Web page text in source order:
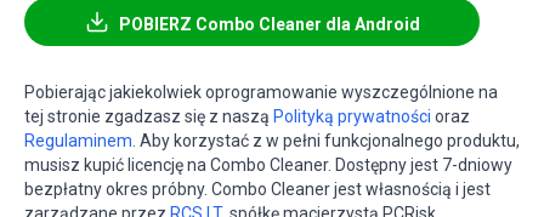
POBIERZ Combo Cleaner dla Android
Pobierając jakiekolwiek oprogramowanie wyszczególnione na
tej stronie zgadzasz się z naszą Polityką prywatności oraz
Regulaminem. Aby korzystać z w pełni funkcjonalnego produktu,
musisz kupić licencję na Combo Cleaner. Dostępny jest 7-dniowy
bezpłatny okres próbny. Combo Cleaner jest własnością i jest